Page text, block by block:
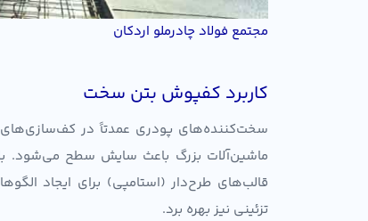
مجتمع فولاد چادرملو اردکان
کاربرد کفپوش بتن سخت
سخت‌کننده‌های پودری عمدتاً در کف‌سازی‌های
ماشین‌آلات بزرگ باعث سایش سطح می‌شود. با
قالب‌های طرح‌دار (استامپی) برای ایجاد
تزئینی نیز بهره برد.